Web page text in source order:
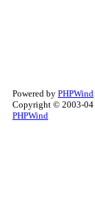
Powered by PHPWind
Copyright © 2003-04
PHPWind